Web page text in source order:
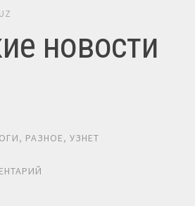
новости
, РАЗНОЕ,УЗНЕТ